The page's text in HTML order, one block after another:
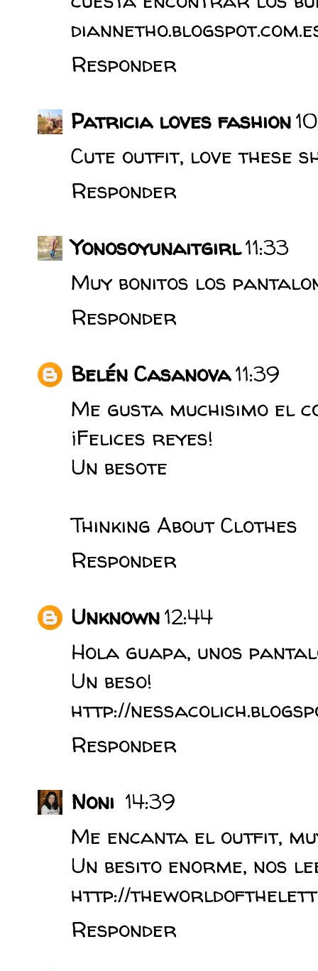
Responder
Patricia loves fashion
Cute outfit, love these
Responder
Yonosoyunaitgirl11:33
Muy bonitos los
Responder
Belén Casanova11:39
Me gusta muchisimo el
¡Felices reyes!
Un besote
Thinking About Clothes
Responder
Unknown12:44
Hola guapa, unos
Un beso!
http://
Responder
Noni 14:39
Me encanta el outfit,
Un besito enorme, nos
http://
Responder